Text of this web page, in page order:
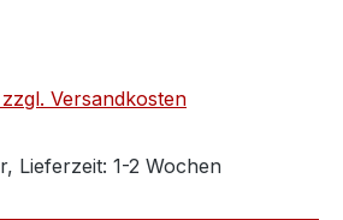
Versandkosten
Lieferzeit: 1-2 Wochen